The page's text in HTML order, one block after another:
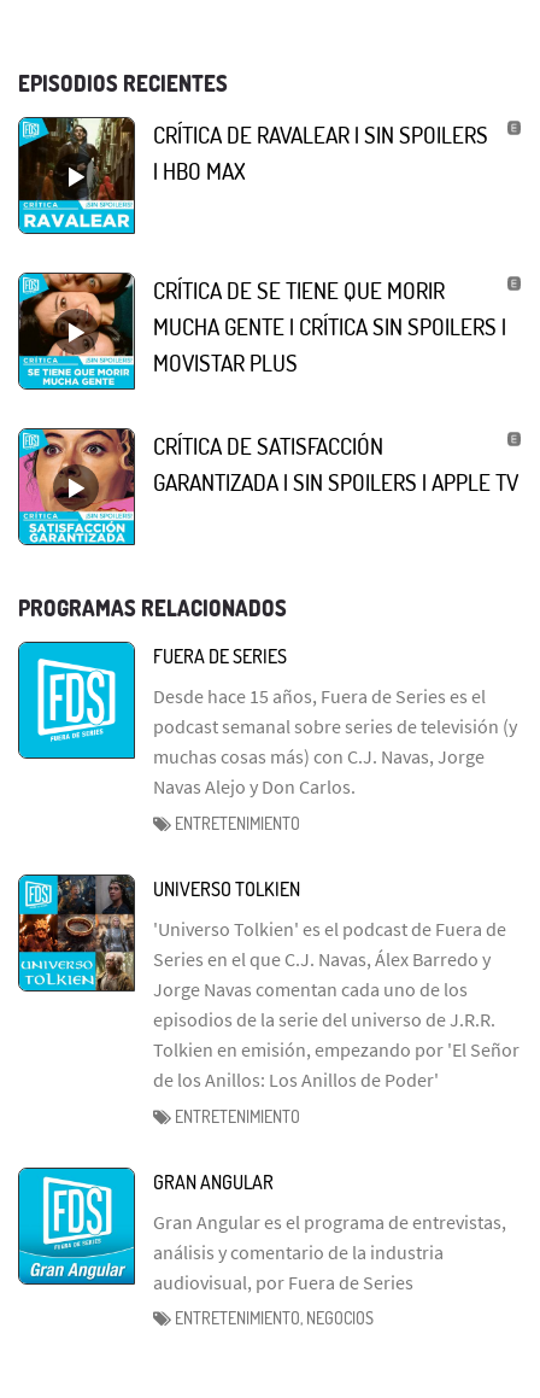
EPISODIOS RECIENTES
CRÍTICA DE RAVALEAR | SIN SPOILERS
| HBO MAX
CRÍTICA DE SE TIENE QUE MORIR
MUCHA GENTE | CRÍTICA SIN SPOILERS |
MOVISTAR PLUS
CRÍTICA DE SATISFACCIÓN
GARANTIZADA | SIN SPOILERS | APPLE TV
PROGRAMAS RELACIONADOS
FUERA DE SERIES
Desde hace 15 años, Fuera de Series es el
podcast semanal sobre series de televisión (y
muchas cosas más) con C.J. Navas, Jorge
Navas Alejo y Don Carlos.
ENTRETENIMIENTO
UNIVERSO TOLKIEN
'Universo Tolkien' es el podcast de Fuera de
Series en el que C.J. Navas, Álex Barredo y
Jorge Navas comentan cada uno de los
episodios de la serie del universo de J.R.R.
Tolkien en emisión, empezando por 'El Señor
de los Anillos: Los Anillos de Poder'
ENTRETENIMIENTO
GRAN ANGULAR
Gran Angular es el programa de entrevistas,
análisis y comentario de la industria
audiovisual, por Fuera de Series
ENTRETENIMIENTO, NEGOCIOS